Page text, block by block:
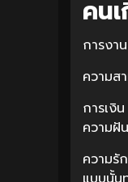
คน
การง
ความส
การเ
ความฝั
ความ